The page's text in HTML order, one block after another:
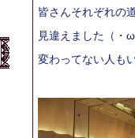
皆さんそれぞれの
見違えました（・ω
変わってない人も